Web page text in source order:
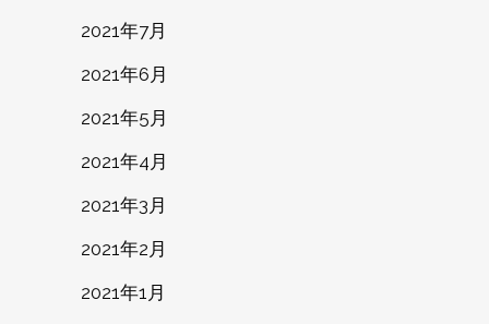
2021年7月
2021年6月
2021年5月
2021年4月
2021年3月
2021年2月
2021年1月